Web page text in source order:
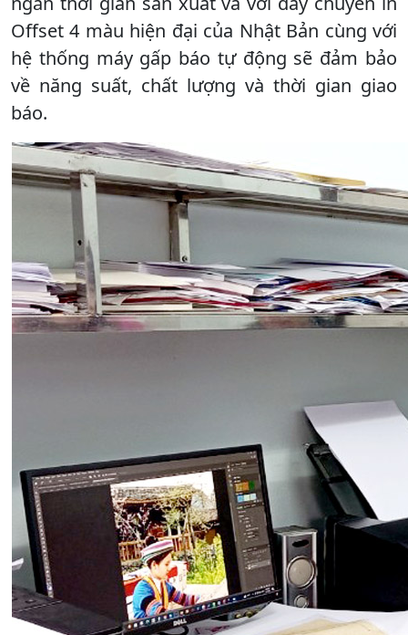
Offset 4 màu hiện đại của Nhật Bản cùng với
hệ thống máy gấp báo tự động sẽ đảm bảo
về năng suất, chất lượng và thời gian giao
báo.